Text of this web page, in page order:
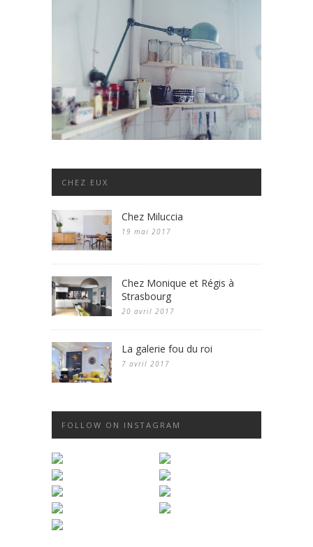
CHEZ EUX
Chez Miluccia
19 mai 2017
Chez Monique et Régis à
Strasbourg
20 avril 2017
La galerie fou du roi
7 avril 2017
FOLLOW ON INSTAGRAM